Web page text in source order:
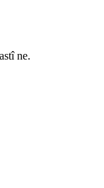
ne.